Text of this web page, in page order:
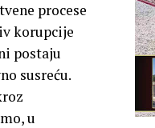
procese
korupcije
postaju
susreću.
u